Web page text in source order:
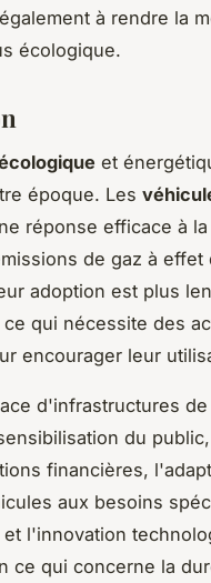
à rendre la
écologique.
et
époque. Les
réponse efficace à
de gaz à effet
adoption est plus
qui nécessite des
encourager leur
d'infrastructures
du
financières,
aux besoins
l'innovation
ce qui concerne la